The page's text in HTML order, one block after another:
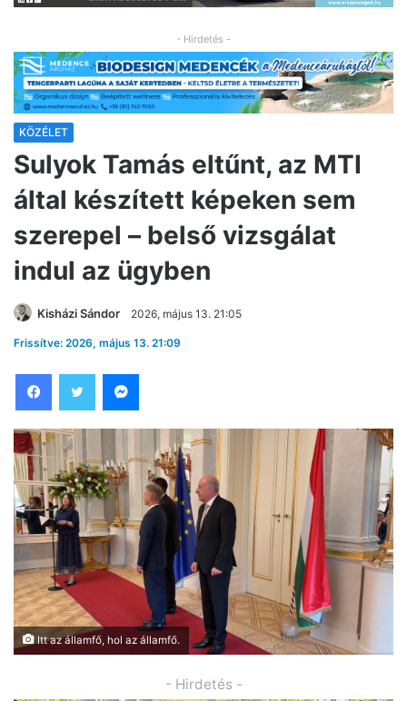
- Hirdetés -
KÖZÉLET
Sulyok Tamás eltűnt, az MTI
által készített képeken sem
szerepel – belső vizsgálat
indul az ügyben
Kisházi Sándor 2026, május 13. 21:05
Frissítve: 2026, május 13. 21:09
Itt az államfő, hol az államfő.
- Hirdetés -